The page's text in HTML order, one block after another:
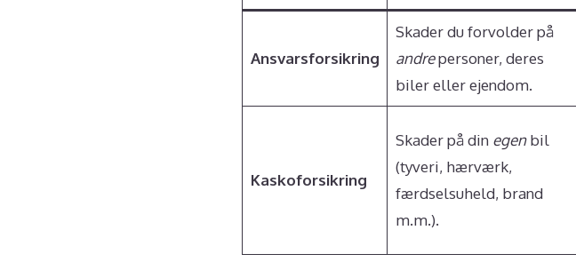
Ansvarsforsikring
Skader du forvolder på
andrepersoner, deres
biler eller ejendom.
Kaskoforsikring
Skader på din egenbil
(tyveri, hærværk,
færdselsuheld, brand
m.m.).